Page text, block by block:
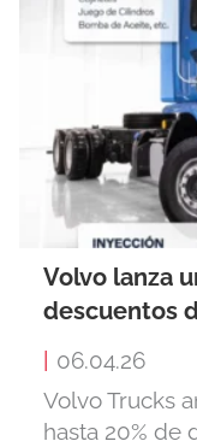
Volvo lanza
descuentos
06.04.26
Volvo Trucks
hasta 20% de